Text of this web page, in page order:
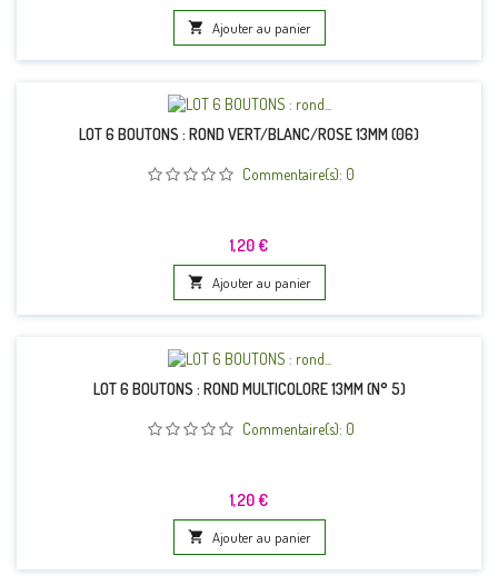
 Ajouter au panier
LOT 6 BOUTONS : ROND VERT/BLANC/ROSE 13MM (06)
Commentaire(s): 0
Prix
1,20 €
 Ajouter au panier
LOT 6 BOUTONS : ROND MULTICOLORE 13MM (N° 5)
Commentaire(s): 0
Prix
1,20 €
 Ajouter au panier